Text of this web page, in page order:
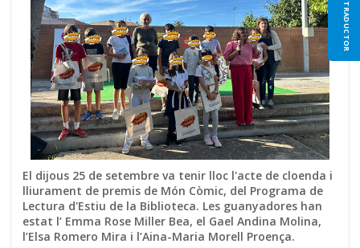
TRADUCTOR
El dijous 25 de setembre va tenir lloc l'acte de cloenda i
lliurament de premis de Món Còmic, del Programa de
Lectura d'Estiu de la Biblioteca. Les guanyadores han
estat l’ Emma Rose Miller Bea, el Gael Andina Molina,
l’Elsa Romero Mira i l’Aina-Maria Morell Proença.